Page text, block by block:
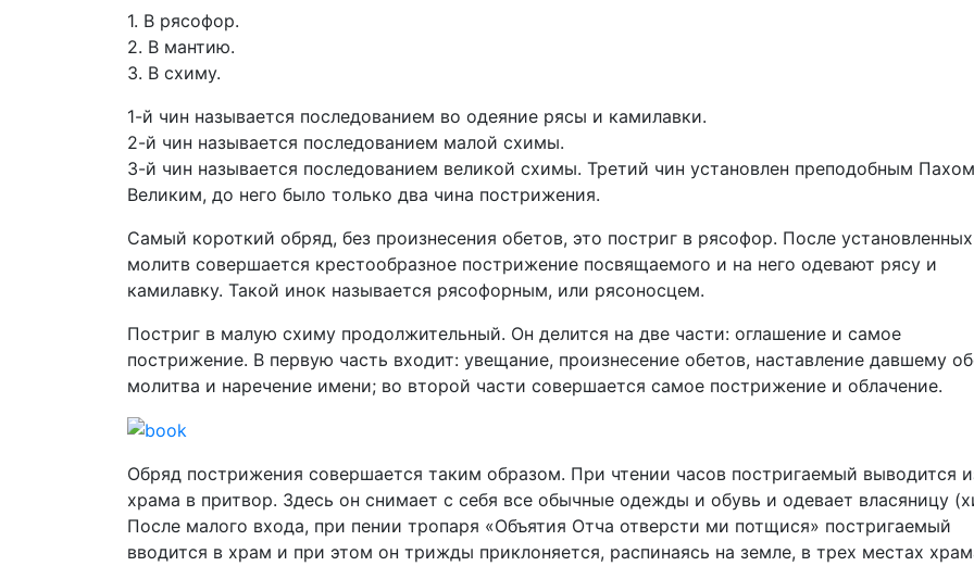
1. В рясофор.
2. В мантию.
3. В схиму.
1-й чин называется последованием во одеяние рясы и камилавки.
2-й чин называется последованием малой схимы.
3-й чин называется последованием великой схимы. Третий чин установлен преподобным
Великим, до него было только два чина пострижения.
Самый короткий обряд, без произнесения обетов, это постриг в рясофор. После установленных
молитв совершается крестообразное пострижение посвящаемого и на него одевают рясу и
камилавку. Такой инок называется рясофорным, или рясоносцем.
Постриг в малую схиму продолжительный. Он делится на две части: оглашение и самое
пострижение. В первую часть входит: увещание, произнесение обетов, наставление давшему
молитва и наречение имени; во второй части совершается самое пострижение и облачение.
Обряд пострижения совершается таким образом. При чтении часов постригаемый выводится
храма в притвор. Здесь он снимает с себя все обычные одежды и обувь и одевает власяницу
После малого входа, при пении тропаря «Объятия Отча отверсти ми потщися» постригаемый
вводится в храм и при этом он трижды приклоняется, распинаясь на земле, в трех местах